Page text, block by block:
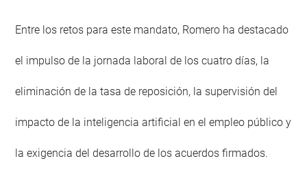
Entre los retos para este mandato, Romero ha destacado
el impulso de la jornada laboral de los cuatro días, la
eliminación de la tasa de reposición, la supervisión del
impacto de la inteligencia artificial en el empleo público y
la exigencia del desarrollo de los acuerdos firmados.